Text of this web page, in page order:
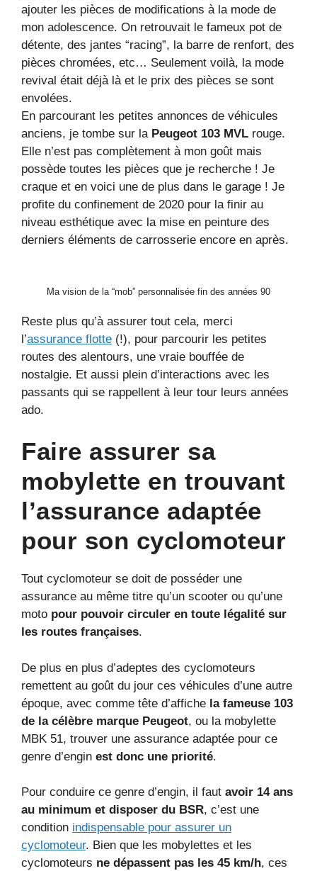
ajouter les pièces de modifications à la mode de
mon adolescence. On retrouvait le fameux pot de
détente, des jantes “racing”, la barre de renfort, des
pièces chromées, etc… Seulement voilà, la mode
revival était déjà là et le prix des pièces se sont
envolées.
En parcourant les petites annonces de véhicules
anciens, je tombe sur la Peugeot 103 MVL rouge.
Elle n’est pas complètement à mon goût mais
possède toutes les pièces que je recherche ! Je
craque et en voici une de plus dans le garage ! Je
profite du confinement de 2020 pour la finir au
niveau esthétique avec la mise en peinture des
derniers éléments de carrosserie encore en après.
Ma vision de la “mob” personnalisée fin des années 90
Reste plus qu’à assurer tout cela, merci
l’assurance flotte (!), pour parcourir les petites
routes des alentours, une vraie bouffée de
nostalgie. Et aussi plein d’interactions avec les
passants qui se rappellent à leur tour leurs années
ado.
Faire assurer sa
mobylette en trouvant
l’assurance adaptée
pour son cyclomoteur
Tout cyclomoteur se doit de posséder une
assurance au même titre qu’un scooter ou qu’une
moto pour pouvoir circuler en toute légalité sur
les routes françaises.
De plus en plus d’adeptes des cyclomoteurs
remettent au goût du jour ces véhicules d’une autre
époque, avec comme tête d’affiche la fameuse 103
de la célèbre marque Peugeot, ou la mobylette
MBK 51, trouver une assurance adaptée pour ce
genre d’engin est donc une priorité.
Pour conduire ce genre d’engin, il faut avoir 14 ans
au minimum et disposer du BSR, c’est une
condition indispensable pour assurer un
cyclomoteur. Bien que les mobylettes et les
cyclomoteurs ne dépassent pas les 45 km/h, ces